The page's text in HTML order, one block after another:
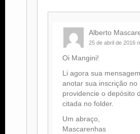
Alberto
25 de abril de 2016
Oi Mangini!
Li agora sua
anotar sua inscrição no
providencie o depósito
citada no folder.
Um abraço,
Mascarenhas